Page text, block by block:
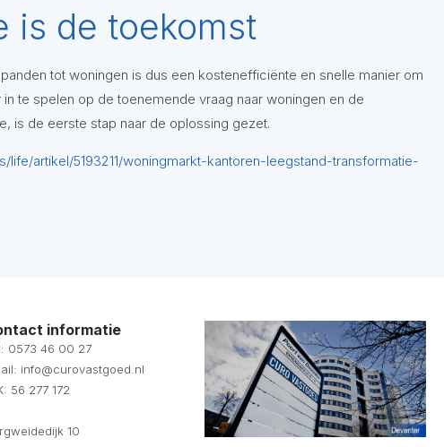
is de toekomst
tot woningen is dus een kostenefficiënte en snelle manier om
te spelen op de toenemende vraag naar woningen en de
is de eerste stap naar de oplossing gezet.
life/artikel/5193211/woningmarkt-kantoren-leegstand-transformatie-
informatie
0573 46 00 27
info@curovastgoed.nl
56 277 172
10